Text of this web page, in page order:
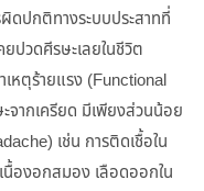
ดปกติทางระบบประสาทที่
ปวดศีรษะเลยในชีวิต
หตุร้ายแรง (Functional
จากเครียด มีเพียงส่วนน้อย
เช่น การติดเชื้อใน
องอกสมอง เลือดออกใน